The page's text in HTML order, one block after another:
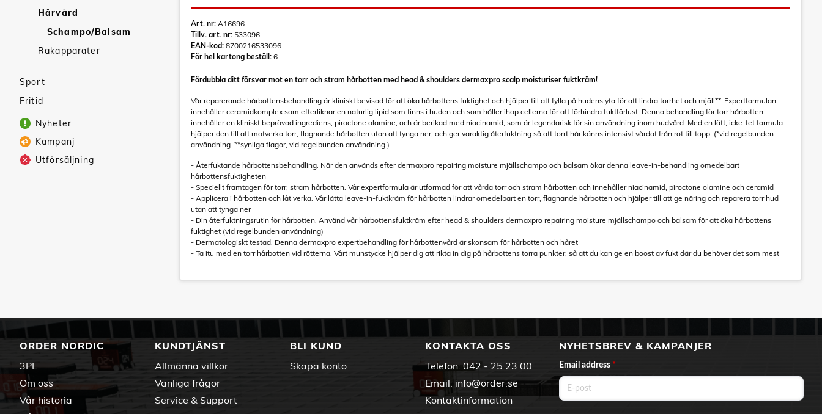
Hårvård
Schampo/Balsam
Rakapparater
Sport
Fritid
Nyheter
Kampanj
Utförsäljning
Art. nr: A16696
Tillv. art. nr: 533096
EAN-kod: 8700216533096
För hel kartong beställ: 6
Fördubbla ditt försvar mot en torr och stram hårbotten med head & shoulders dermaxpro scalp moisturiser fuktkräm!
Vår reparerande hårbottensbehandling är kliniskt bevisad för att öka hårbottens fuktighet och hjälper till att fylla på hudens yta för att lindra torrhet och mjäll**. Expertformulan
innehåller ceramidkomplex som efterliknar en naturlig lipid som finns i huden och som håller ihop cellerna för att förhindra fuktförlust. Denna behandling för torr hårbotten
innehåller en kliniskt beprövad ingrediens, piroctone olamine, och är berikad med niacinamid, som är legendarisk för sin användning inom hudvård. Med en lätt, icke-fet formula
hjälper den till att motverka torr, flagnande hårbotten utan att tynga ner, och ger varaktig återfuktning så att torrt hår känns intensivt vårdat från rot till topp. (*vid regelbunden
användning. **synliga flagor, vid regelbunden användning.)
- Återfuktande hårbottensbehandling. När den används efter dermaxpro repairing moisture mjällschampo och balsam ökar denna leave-in-behandling omedelbart
hårbottensfuktigheten
- Speciellt framtagen för torr, stram hårbotten. Vår expertformula är utformad för att vårda torr och stram hårbotten och innehåller niacinamid, piroctone olamine och ceramid
- Applicera i hårbotten och låt verka. Vår lätta leave-in-fuktkräm för hårbotten lindrar omedelbart en torr, flagnande hårbotten och hjälper till att ge näring och reparera torr hud
utan att tynga ner
- Din återfuktningsrutin för hårbotten. Använd vår hårbottensfuktkräm efter head & shoulders dermaxpro repairing moisture mjällschampo och balsam för att öka hårbottens
fuktighet (vid regelbunden användning)
- Dermatologiskt testad. Denna dermaxpro expertbehandling för hårbottenvård är skonsam för hårbotten och håret
- Ta itu med en torr hårbotten vid rötterna. Vårt munstycke hjälper dig att rikta in dig på hårbottens torra punkter, så att du kan ge en boost av fukt där du behöver det som mest
ORDER NORDIC
3PL
Om oss
Vår historia
KUNDTJÄNST
Allmänna villkor
Vanliga frågor
Service & Support
BLI KUND
Skapa konto
KONTAKTA OSS
Telefon: 042 - 25 23 00
Email: info@order.se
Kontaktinformation
NYHETSBREV & KAMPANJER
Email address *